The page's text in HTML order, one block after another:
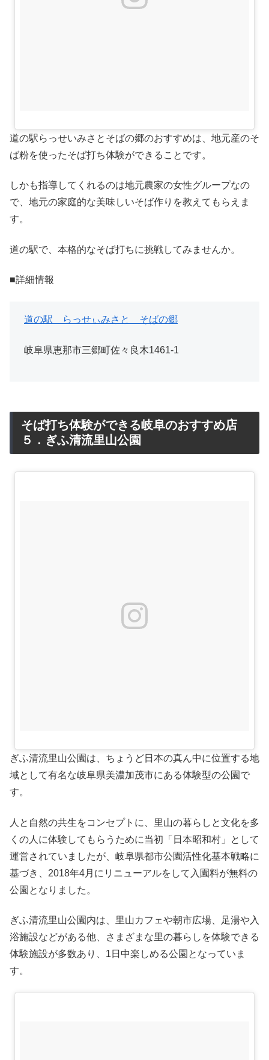
道の駅らっせいみさとそばの郷のおすすめは、地元産のそ
ば粉を使ったそば打ち体験ができることです。
しかも指導してくれるのは地元農家の女性グループなの
で、地元の家庭的な美味しいそば作りを教えてもらえま
す。
道の駅で、本格的なそば打ちに挑戦してみませんか。
■詳細情報
道の駅 らっせぃみさと そばの郷
岐阜県恵那市三郷町佐々良木1461-1
そば打ち体験ができる岐阜のおすすめ店
５．ぎふ清流里山公園
ぎふ清流里山公園は、ちょうど日本の真ん中に位置する地
域として有名な岐阜県美濃加茂市にある体験型の公園で
す。
人と自然の共生をコンセプトに、里山の暮らしと文化を多
くの人に体験してもらうために当初「日本昭和村」として
運営されていましたが、岐阜県都市公園活性化基本戦略に
基づき、2018年4月にリニューアルをして入園料が無料の
公園となりました。
ぎふ清流里山公園内は、里山カフェや朝市広場、足湯や入
浴施設などがある他、さまざまな里の暮らしを体験できる
体験施設が多数あり、1日中楽しめる公園となっていま
す。